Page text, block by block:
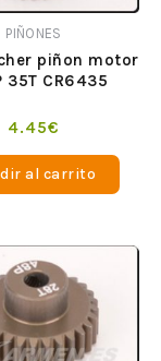
PIÑONES
piñon motor
35T CR6435
4.45€
al carrito